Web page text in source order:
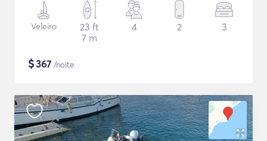
Veleiro
23 ft
7 m
4 2 3
$367 /noite